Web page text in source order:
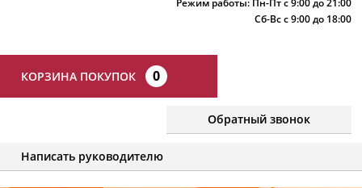
Режим работы: Пн-Пт с 9:00 до 21:00
Сб-Вс с 9:00 до 18:00
КОРЗИНА ПОКУПОК 0
Обратный звонок
Написать руководителю